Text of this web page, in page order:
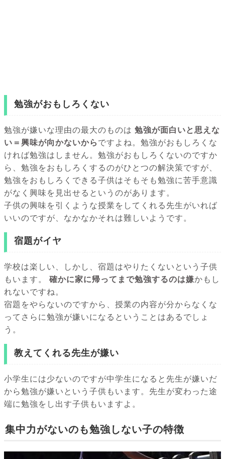
勉強がおもしろくない
勉強が嫌いな理由の最大のものは 勉強が面白いと思えな
い＝興味が向かないから ですよね。勉強がおもしろくな
ければ勉強はしません。勉強がおもしろくないのですか
ら、勉強をおもしろくするのがひとつの解決策ですが、
勉強をおもしろくできる子供はそもそも勉強に苦手意識
がなく興味を見出せるというのがあります。
子供の興味を引くような授業をしてくれる先生がいれば
いいのですが、なかなかそれは難しいようです。
宿題がイヤ
学校は楽しい、しかし、宿題はやりたくないという子供
もいます。
確かに家に帰ってまで勉強するのは嫌かもし
れないですね。
宿題をやらないのですから、授業の内容が分からなくな
ってさらに勉強が嫌いになるということはあるでしょ
う。
教えてくれる先生が嫌い
小学生には少ないのですが中学生になると先生が嫌いだ
から勉強が嫌いという子供もいます。先生が変わった途
端に勉強をし出す子供もいますよ。
集中力がないのも勉強しない子の特徴